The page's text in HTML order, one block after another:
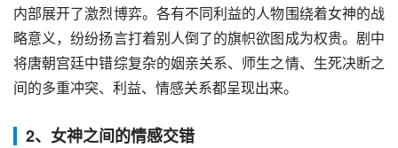
内部展开了激烈博弈。各有不同利益的人物围绕着女神的战
略意义，纷纷扬言打着别人倒了的旗帜欲图成为权贵。剧中
将唐朝宫廷中错综复杂的姻亲关系、师生之情、生死决断之
间的多重冲突、利益、情感关系都呈现出来。
2、女神之间的情感交错